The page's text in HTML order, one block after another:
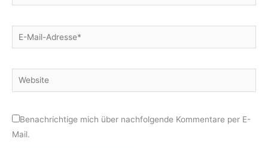
E-
Mail-
Website
Benachrichtige mich über nachfolgende Kommentare per E-
Mail.